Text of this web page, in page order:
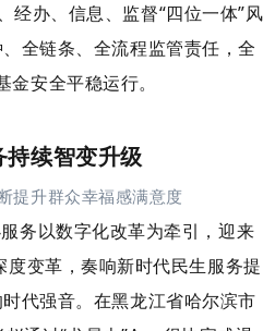
经办、信息、监督“四位一体”风
全链条、全流程监管责任，全
金安全平稳运行。
持续智变升级
提升群众幸福感满意度
务以数字化改革为牵引，迎来
度变革，奏响新时代民生服务提
代强音。 在黑龙江省哈尔滨市